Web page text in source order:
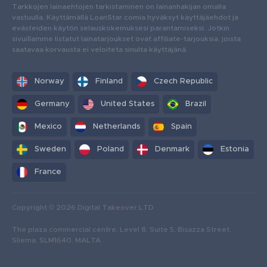
Tarkkojen lainaehtojen tarkistaminen on lainanhakijan omalla
vastuulla. Käyttämällä LoanStar.comia hyväksyt käyttäjäehdot ja
evästeiden käytön selauskokemuksesi parantamiseksi. Jotkin
sivuillamme listatut lainatarjoukset ovat affiliate-tarjouksia, joista
saatavaa korvausta ei veloiteta sinulta käyttäjänä.
Norway Finland Czech Republic
Germany United States Brazil
Mexico Netherlands Spain
Sweden Poland Denmark Estonia
France
Copyright © 2026 Digital Takeover LTD
The plaza commercial centre, Level 8, Suite 5, Bisazza Street,
Sliema, SLM1640, MALTA